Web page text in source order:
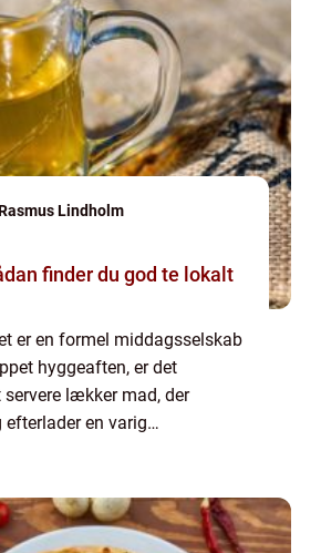
Lindholm
er en formel middagsselskab
hyggeaften, er det
lækker mad, der
efterlader en varig